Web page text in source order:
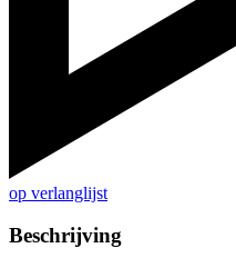
op verlanglijst
Beschrijving